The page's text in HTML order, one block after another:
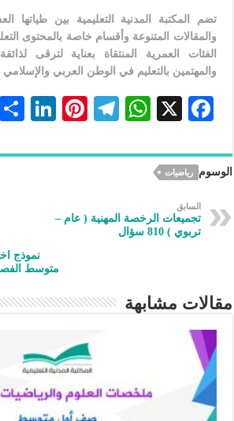
تضم المكتبة المدنية التعليمية بين طياتها
والمقالات المتنوعة وأقسام خاصة بالمحتوى
الفئات العمرية المنتقاة بعناية لترقى
والمهتمين بالتعليم في الوطن العربي والإسلامي
F
eb
oo
k
X
W
at
A
p
Te
gr
m
Pi
er
Li
ke
الوسوم رياضيات
السابق
تجميعات الرخصة المهنية ( عام –
تربوي ) 810 سؤال
نموذج
متوسط
مقالات مشابهة